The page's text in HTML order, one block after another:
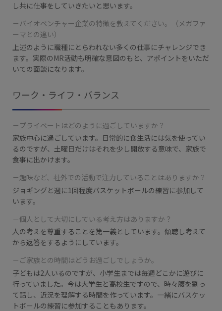
し共に仕事をしていきたいと思います。
－バイオベンチャー企業の特徴を教えてください。（メガファ
ーマとの違い）
上述のように職種にとらわれない多くの仕事にチャレンジでき
ます。実際のMR活動も明確な意図のもと、アポイントをいただ
いての面談になります。
ワーク・ライフ・バランス
－プライベートはどのように過ごしていますか？
家族中心に過ごしています。日常的に食生活には気を使ってい
るのですが、 土曜日だけはそれを少し開放する意味で、家族で
食事に出かけます。
－趣味など、社外での活動で注力していることはありますか？
ジョギングと週に1回程度バスケットボールの練習に参加して
います。
－個人として大切にしている考え方はありますか？
人の考えを尊重することを第一義としています。 傾聴し考えて
から返答をするようにしています。
－ご家族との時間はどうお過ごしでしょうか。
子どもは2人いるのですが、小学生までは毎週どこかに遊びに
行っていました。 今は大学生と高校生ですので、時々腹を割っ
て話し、近況を理解する時間を作っています。 一緒にバスケッ
トボールの練習に参加することもあります。